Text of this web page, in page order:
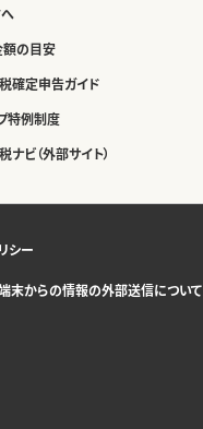
の目安
確定申告ガイド
特例制度
ナビ（外部サイト）
シー
末からの情報の外部送信について